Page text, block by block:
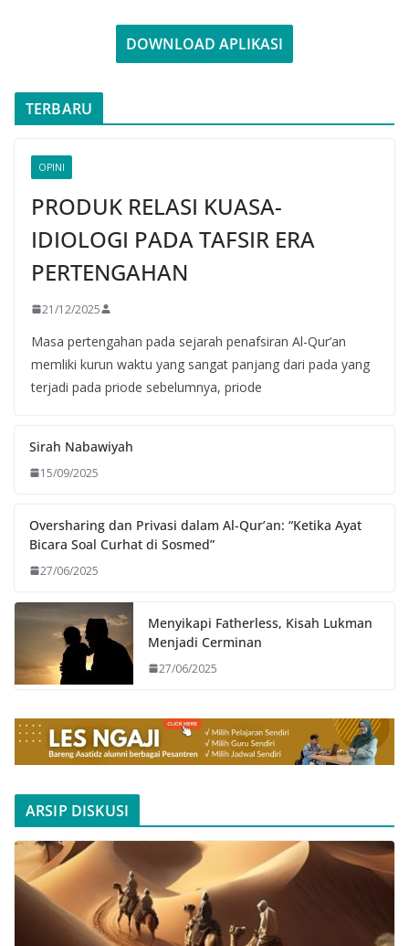
DOWNLOAD APLIKASI
TERBARU
OPINI
PRODUK RELASI KUASA-
IDIOLOGI PADA TAFSIR ERA
PERTENGAHAN
21/12/2025
Masa pertengahan pada sejarah penafsiran Al-Qur’an
memliki kurun waktu yang sangat panjang dari pada yang
terjadi pada priode sebelumnya, priode
Sirah Nabawiyah
15/09/2025
Oversharing dan Privasi dalam Al-Qur’an: “Ketika Ayat
Bicara Soal Curhat di Sosmed”
27/06/2025
Menyikapi Fatherless, Kisah Lukman
Menjadi Cerminan
27/06/2025
ARSIP DISKUSI